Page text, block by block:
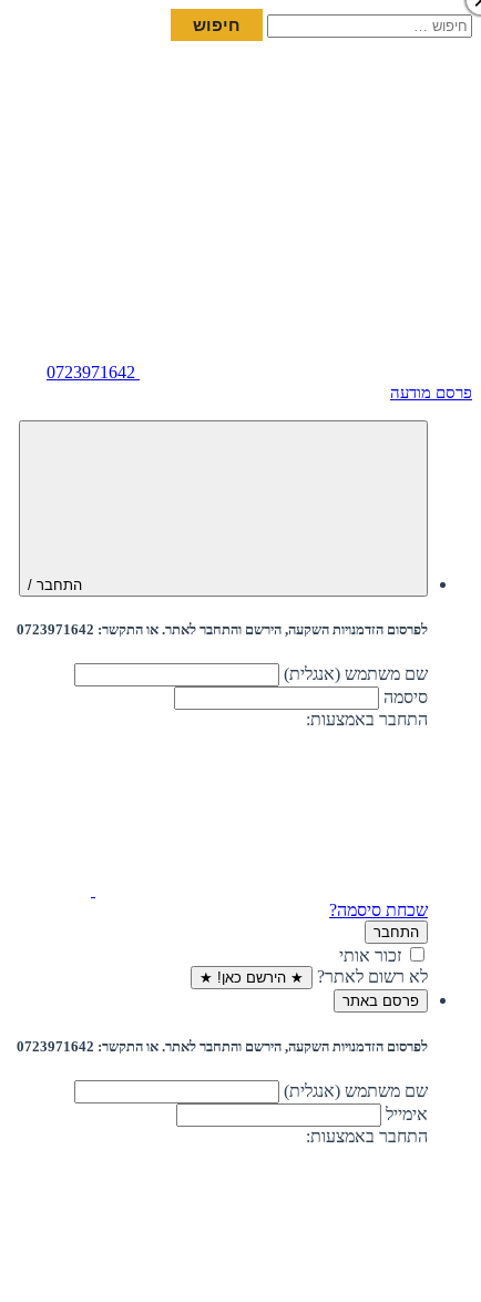
חיפוש:
0723971642
פרסם מודעה
התחבר /
לפרסום הזדמנויות השקעה, הירשם והתחבר לאתר. או התקשר: 0723971642
שם משתמש (אנגלית)
סיסמה
התחבר באמצעות:
שכחת סיסמה?
התחבר
זכור אותי
לא רשום לאתר?
★ הירשם כאן! ★
פרסם באתר
לפרסום הזדמנויות השקעה, הירשם והתחבר לאתר. או התקשר: 0723971642
שם משתמש (אנגלית)
אימייל
התחבר באמצעות: